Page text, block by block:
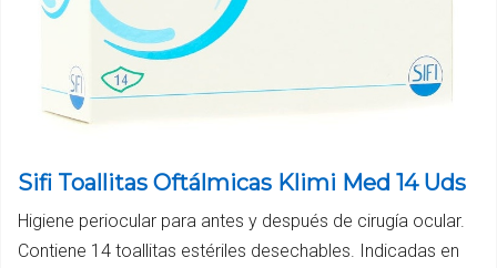
Sifi Toallitas Oftálmicas Klimi Med 14 Uds
Higiene periocular para antes y después de cirugía ocular.
Contiene 14 toallitas estériles desechables. Indicadas en